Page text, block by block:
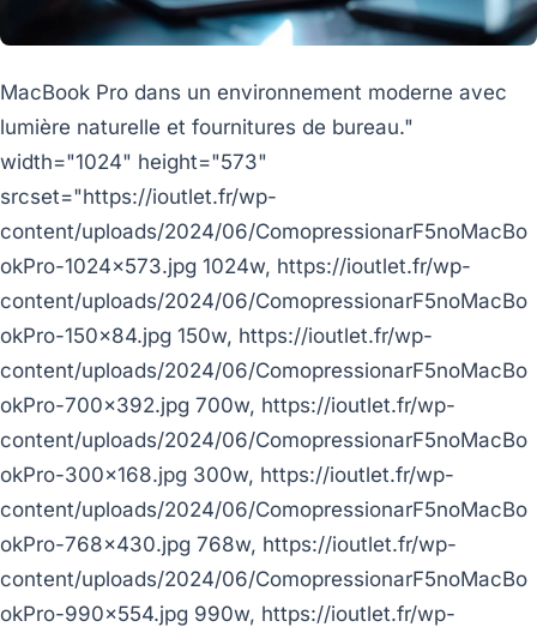
MacBook Pro dans un environnement moderne avec
lumière naturelle et fournitures de bureau."
width="1024" height="573"
srcset="https://ioutlet.fr/wp-
content/uploads/2024/06/ComopressionarF5noMacBo
okPro-1024x573.jpg 1024w, https://ioutlet.fr/wp-
content/uploads/2024/06/ComopressionarF5noMacBo
okPro-150x84.jpg 150w, https://ioutlet.fr/wp-
content/uploads/2024/06/ComopressionarF5noMacBo
okPro-700x392.jpg 700w, https://ioutlet.fr/wp-
content/uploads/2024/06/ComopressionarF5noMacBo
okPro-300x168.jpg 300w, https://ioutlet.fr/wp-
content/uploads/2024/06/ComopressionarF5noMacBo
okPro-768x430.jpg 768w, https://ioutlet.fr/wp-
content/uploads/2024/06/ComopressionarF5noMacBo
okPro-990x554.jpg 990w, https://ioutlet.fr/wp-